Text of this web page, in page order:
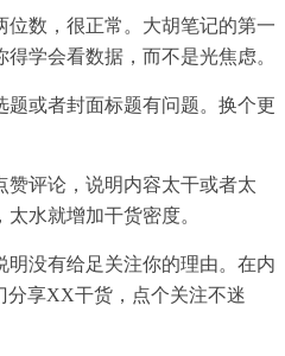
位数，很正常。大胡笔记的第一
学会看数据，而不是光焦虑。
题或者封面标题有问题。换个更
赞评论，说明内容太干或者太
水就增加干货密度。
明没有给足关注你的理由。在内
分享XX干货，点个关注不迷